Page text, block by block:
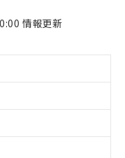
情報更新